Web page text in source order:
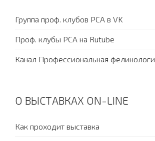
Группа проф. клубов PCA в VK
Проф. клубы PCA на Rutube
Канал Профессиональная
О ВЫСТАВКАХ ON-LINE
Как проходит выставка